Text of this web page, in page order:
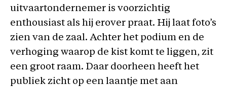
uitvaartondernemer is voorzichtig
enthousiast als hij erover praat. Hij laat foto’s
zien van de zaal. Achter het podium en de
verhoging waarop de kist komt te liggen, zit
een groot raam. Daar doorheen heeft het
publiek zicht op een laantje met aan